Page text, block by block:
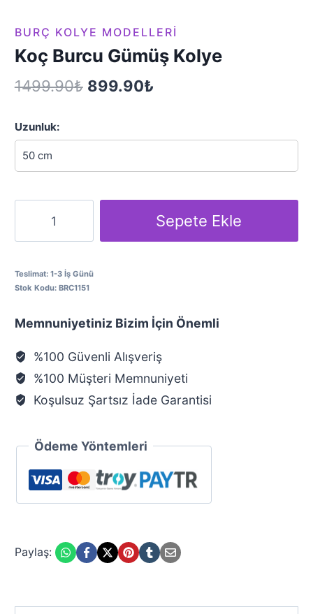
BURÇ KOLYE MODELLERI
Koç Burcu Gümüş Kolye
1499.90₺ Orijinal
1499.90₺.
899.90₺Şu
fiyat:
899.90₺.
Uzunluk:
Kolye
Sepete Ekle
Teslimat: 1-3 İş Günü
Stok Kodu: BRC1151
Memnuniyetiniz Bizim İçin Önemli
%100 Güvenli Alışveriş
%100 Müşteri Memnuniyeti
Koşulsuz Şartsız İade Garantisi
Ödeme Yöntemleri
Paylaş: